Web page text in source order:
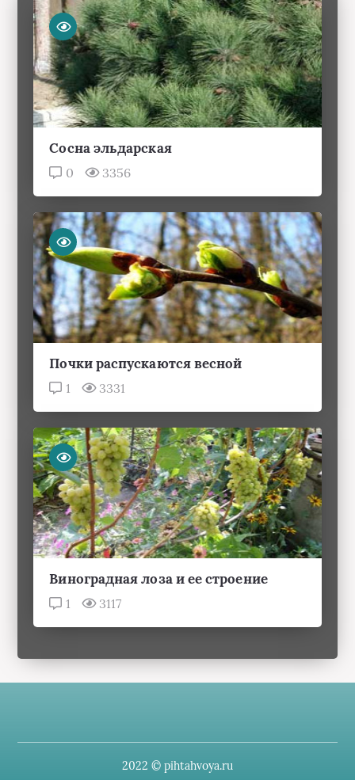
Сосна эльдарская
0 3356
Почки распускаются весной
1 3331
Виноградная лоза и ее строение
1 3117
2022 © pihtahvoya.ru